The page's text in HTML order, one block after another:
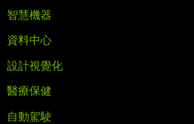
智慧機器
資料中心
設計視覺化
醫療保健
自動駕駛